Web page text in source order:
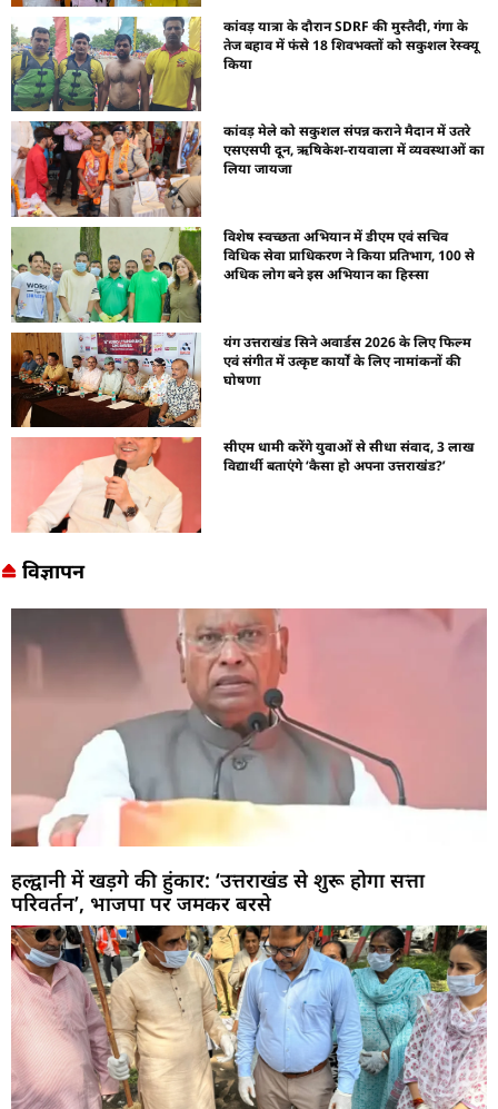
कांवड़ यात्रा के दौरान SDRF की मुस्तैदी, गंगा के
तेज बहाव में फंसे 18 शिवभक्तों को सकुशल रेस्क्यू
किया
कांवड़ मेले को सकुशल संपन्न कराने मैदान में उतरे
एसएसपी दून, ऋषिकेश-रायवाला में व्यवस्थाओं का
लिया जायजा
विशेष स्वच्छता अभियान में डीएम एवं सचिव
विधिक सेवा प्राधिकरण ने किया प्रतिभाग, 100 से
अधिक लोग बने इस अभियान का हिस्सा
यंग उत्तराखंड सिने अवार्डस 2026 के लिए फिल्म
एवं संगीत में उत्कृष्ट कार्यों के लिए नामांकनों की
घोषणा
सीएम धामी करेंगे युवाओं से सीधा संवाद, 3 लाख
विद्यार्थी बताएंगे ‘कैसा हो अपना उत्तराखंड?’
विज्ञापन
हल्द्वानी में खड़गे की हुंकार: ‘उत्तराखंड से शुरू होगा सत्ता
परिवर्तन’, भाजपा पर जमकर बरसे